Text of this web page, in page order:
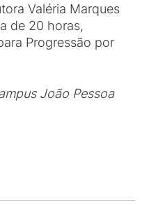
Valéria Marques
de 20 horas,
Progressão por
João Pessoa